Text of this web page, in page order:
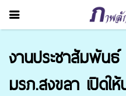
งานประชาสัมพัน
มรภ.สงขลา เปิดใ